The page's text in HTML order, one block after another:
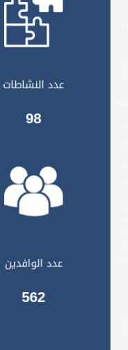
عدد النشاطات
98
عدد الوافدين
562